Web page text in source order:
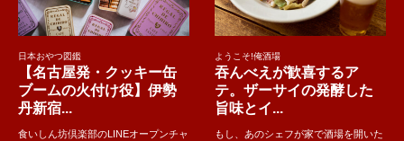
日本おやつ図鑑
【名古屋発・クッキー缶
ブームの火付け役】伊勢
丹新宿...
食いしん坊倶楽部のLINEオープンチャ
ようこそ!俺酒場
吞んべえが歓喜するア
テ。ザーサイの発酵した
旨味とイ...
もし、あのシェフが家で酒場を開いた